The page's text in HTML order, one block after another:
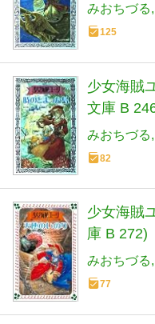
みおちづる
125
少女海賊
文庫 B
みおちづる
82
少女海賊
庫 B 272)
みおちづる
77